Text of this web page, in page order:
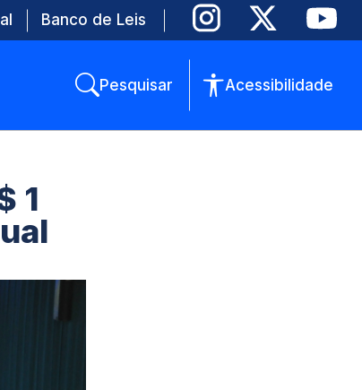
Banco de Leis
Pesquisar Acessibilidade
1